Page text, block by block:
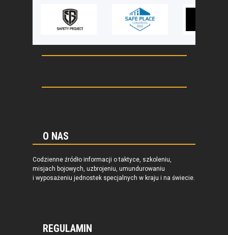
O NAS
Codzienne źródło informacji o taktyce, szkoleniu,
misjach bojowych, uzbrojeniu, umundurowaniu
i wyposażeniu jednostek specjalnych w kraju i na świecie.
REGULAMIN